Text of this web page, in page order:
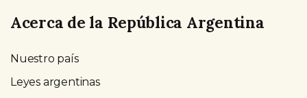
Acerca de la República Argentina
Nuestro país
Leyes argentinas